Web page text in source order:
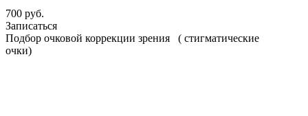
700 руб.
Записаться
Подбор очковой коррекции зрения ( стигматические
очки)